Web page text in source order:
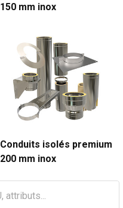
150 mm inox
Conduits isolés premium
200 mm inox